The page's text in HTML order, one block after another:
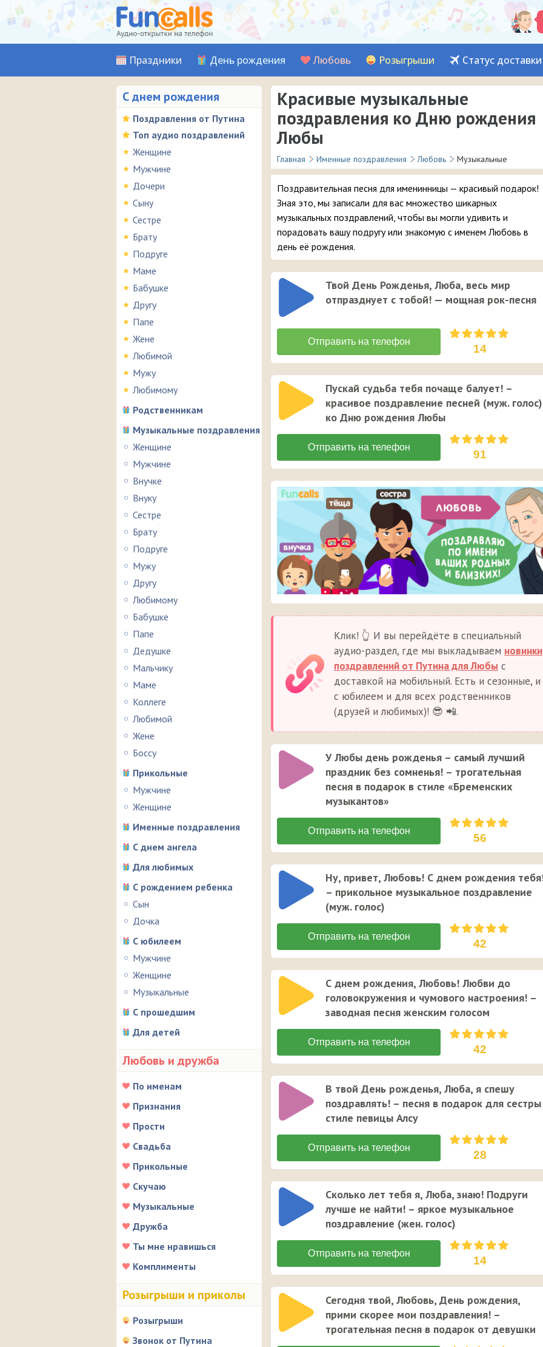
Праздники День рождения Любовь Розыгрыши Статус доставки
С днем рождения
Поздравления от Путина
Топ аудио поздравлений
Женщине
Мужчине
Дочери
Сыну
Сестре
Брату
Подруге
Маме
Бабушке
Другу
Папе
Жене
Любимой
Мужу
Любимому
Родственникам
Музыкальные поздравления
Женщине
Мужчине
Внучке
Внуку
Сестре
Брату
Подруге
Мужу
Другу
Любимому
Бабушке
Папе
Дедушке
Мальчику
Маме
Коллеге
Любимой
Жене
Боссу
Прикольные
Мужчине
Женщине
Именные поздравления
С днем ангела
Для любимых
С рождением ребенка
Сын
Дочка
С юбилеем
Мужчине
Женщине
Музыкальные
С прошедшим
Для детей
Любовь и дружба
По именам
Признания
Прости
Свадьба
Прикольные
Скучаю
Музыкальные
Дружба
Ты мне нравишься
Комплименты
Розыгрыши и приколы
Розыгрыши
Звонок от Путина
Красивые музыкальные
поздравления ко Дню рождения
Любы
Главная Именные поздравления Любовь Музыкальные
Поздравительная песня для именинницы — красивый подарок!
Зная это, мы записали для вас множество шикарных
музыкальных поздравлений, чтобы вы могли удивить и
порадовать вашу подругу или знакомую с именем Любовь в
день её рождения.
Твой День Рожденья, Люба, весь мир
отпразднует с тобой! — мощная рок-песня
14
Пускай судьба тебя почаще балует! –
красивое поздравление песней (муж. голос)
ко Дню рождения Любы
91
Клик! 👆 И вы перейдёте в специальный
аудио-раздел, где мы выкладываем новинки
поздравлений от Путина для Любы с
доставкой на мобильный. Есть и сезонные, и
с юбилеем и для всех родственников
(друзей и любимых)! 😎 📲.
У Любы день рожденья – самый лучший
праздник без сомненья! – трогательная
песня в подарок в стиле «Бременских
музыкантов»
56
Ну, привет, Любовь! С днем рождения
– прикольное музыкальное поздравление
(муж. голос)
42
С днем рождения, Любовь! Любви до
головокружения и чумового настроения! –
заводная песня женским голосом
42
В твой День рожденья, Люба, я спешу
поздравлять! – песня в подарок для
стиле певицы Алсу
28
Сколько лет тебя я, Люба, знаю! Подруги
лучше не найти! – яркое музыкальное
поздравление (жен. голос)
14
Сегодня твой, Любовь, День рождения,
прими скорее мои поздравления! –
трогательная песня в подарок от девушки